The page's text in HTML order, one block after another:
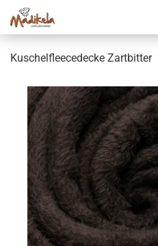
Ku­schel­fleece­de­cke Zart­bit­ter